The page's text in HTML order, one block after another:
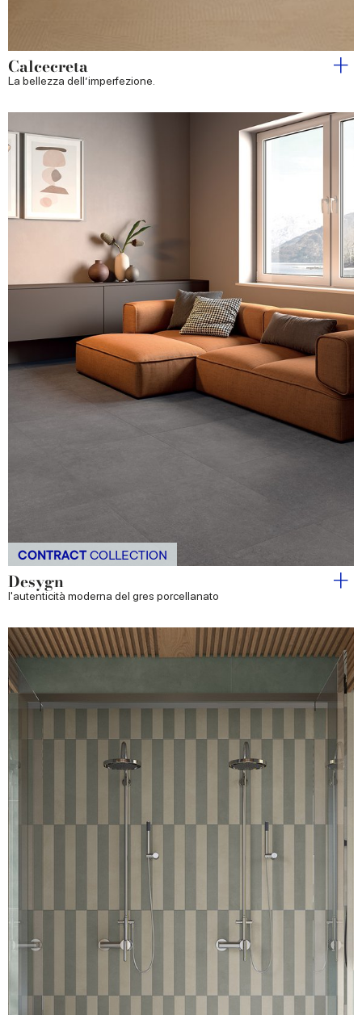
Calcecreta
La bellezza dell’imperfezione.
CONTRACT COLLECTION
Desygn
l'autenticità moderna del gres porcellanato